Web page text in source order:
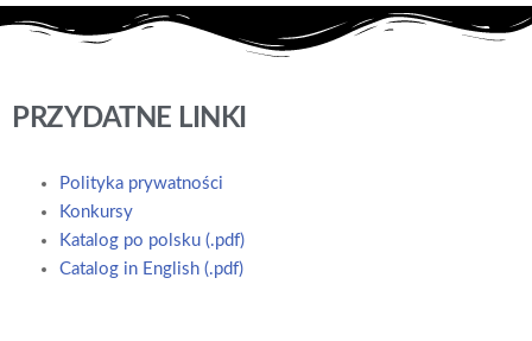
PRZYDATNE LINKI
Polityka prywatności
Konkursy
Katalog po polsku (.pdf)
Catalog in English (.pdf)